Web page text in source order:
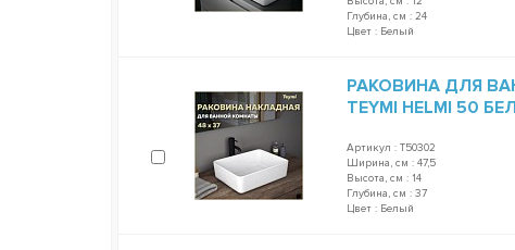
Глубина, см : 24
Цвет : Белый
РАКОВИНА ДЛЯ
TEYMI HELMI 50
Артикул : T50302
Ширина, см : 47,5
Высота, см : 14
Глубина, см : 37
Цвет : Белый